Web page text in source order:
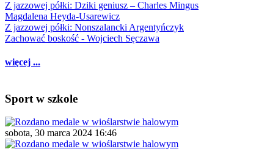
Z jazzowej półki: Dziki geniusz – Charles Mingus
Magdalena Heyda-Usarewicz
Z jazzowej półki: Nonszalancki Argentyńczyk
Zachować boskość - Wojciech Sęczawa
więcej ...
Sport w szkole
sobota, 30 marca 2024 16:46